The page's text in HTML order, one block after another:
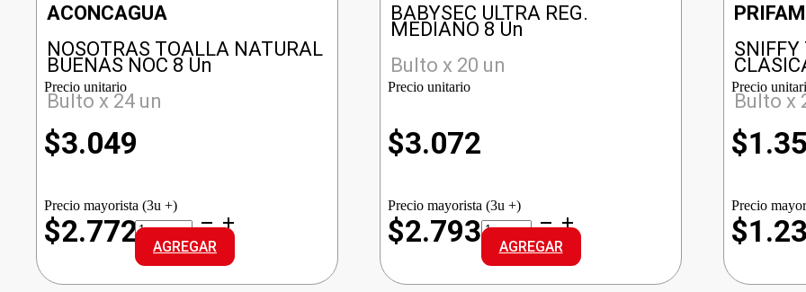
ACONCAGUA
NOSOTRAS TOALLA NATURAL
BUENAS NOC 8 Un
Bulto x 24 un
Precio unitario
$3.049
Precio mayorista (3u +)
$2.772NOSOTRAS
TOALLA
NATURAL
BUENAS
NOC
AGREGAR
BABYSEC ULTRA REG.
MEDIANO 8 Un
Bulto x 20 un
Precio unitario
$3.072
Precio mayorista (3u +)
$2.793BABYSEC
ULTRA
REG.
MEDIANO
cantidad
AGREGAR
Bulto x
Precio
$
Precio